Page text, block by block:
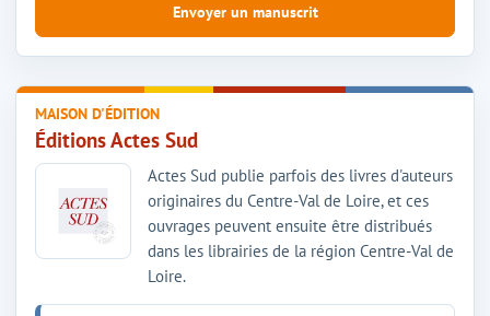
Envoyer un manuscrit
MAISON D'ÉDITION
Éditions Actes Sud
Actes Sud publie parfois des livres d'auteurs
originaires du Centre-Val de Loire, et ces
ouvrages peuvent ensuite être distribués
dans les librairies de la région Centre-Val de
Loire.